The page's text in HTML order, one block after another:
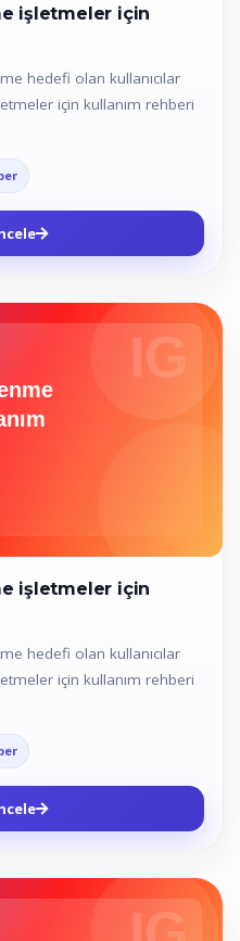
işletmeler için
hedefi olan kullanıcılar
için kullanım rehberi
işletmeler için
hedefi olan kullanıcılar
için kullanım rehberi